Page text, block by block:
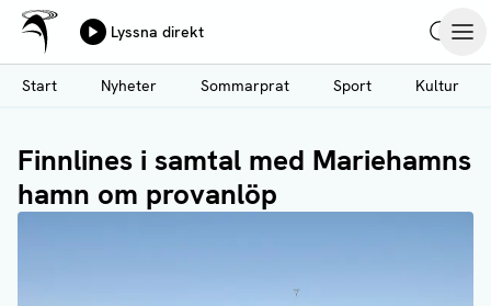
Hoppa
till
huvudinnehåll
Ålands Radio & TV
Lyssna direkt
Start
Nyheter Sommarprat Sport Kultur
Finnlines i samtal med Mariehamns
hamn om provanlöp